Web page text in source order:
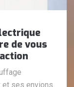
de vous
et ses envions